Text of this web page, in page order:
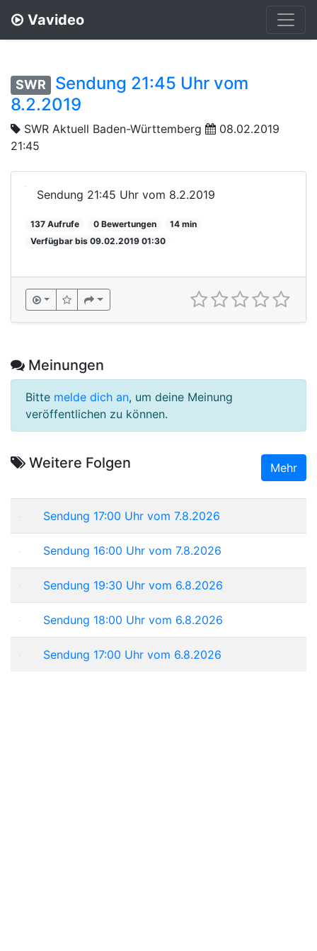
Vavideo
SWR
Sendung 21:45 Uhr vom
8.2.2019
SWR Aktuell Baden-Württemberg
08.02.2019
21:45
Sendung 21:45 Uhr vom 8.2.2019
137 Aufrufe 0 Bewertungen
14 min
Verfügbar bis 09.02.2019 01:30
Meinungen
Bitte melde dich an, um deine Meinung
veröffentlichen zu können.
Weitere Folgen Mehr
Sendung 17:00 Uhr vom 7.8.2026
Sendung 16:00 Uhr vom 7.8.2026
Sendung 19:30 Uhr vom 6.8.2026
Sendung 18:00 Uhr vom 6.8.2026
Sendung 17:00 Uhr vom 6.8.2026